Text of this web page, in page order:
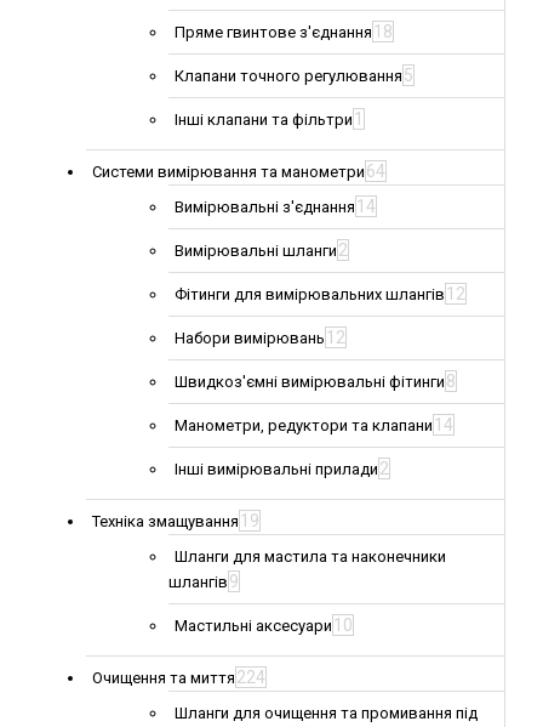
Пряме гвинтове з'єднання 18
Клапани точного регулювання 5
Інші клапани та фільтри 1
Системи вимірювання та манометри 64
Вимірювальні з'єднання 14
Вимірювальні шланги 2
Фітинги для вимірювальних шлангів 12
Набори вимірювань 12
Швидкоз'ємні вимірювальні фітинги 8
Манометри, редуктори та клапани 14
Інші вимірювальні прилади 2
Техніка змащування 19
Шланги для мастила та наконечники
шлангів 9
Мастильні аксесуари 10
Очищення та миття 224
Шланги для очищення та промивання під